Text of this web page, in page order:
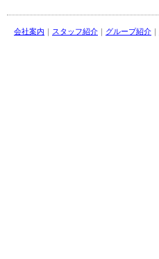
会社案内 ｜ スタッフ紹介 ｜ グループ紹介 ｜